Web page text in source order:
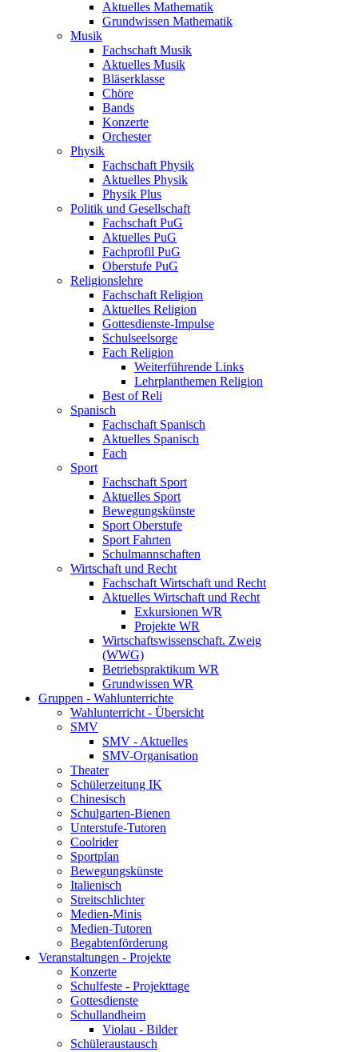
Aktuelles Mathematik
Grundwissen Mathematik
Musik
Fachschaft Musik
Aktuelles Musik
Bläserklasse
Chöre
Bands
Konzerte
Orchester
Physik
Fachschaft Physik
Aktuelles Physik
Physik Plus
Politik und Gesellschaft
Fachschaft PuG
Aktuelles PuG
Fachprofil PuG
Oberstufe PuG
Religionslehre
Fachschaft Religion
Aktuelles Religion
Gottesdienste-Impulse
Schulseelsorge
Fach Religion
Weiterführende Links
Lehrplanthemen Religion
Best of Reli
Spanisch
Fachschaft Spanisch
Aktuelles Spanisch
Fach
Sport
Fachschaft Sport
Aktuelles Sport
Bewegungskünste
Sport Oberstufe
Sport Fahrten
Schulmannschaften
Wirtschaft und Recht
Fachschaft Wirtschaft und Recht
Aktuelles Wirtschaft und Recht
Exkursionen WR
Projekte WR
Wirtschaftswissenschaft. Zweig
(WWG)
Betriebspraktikum WR
Grundwissen WR
Gruppen - Wahlunterrichte
Wahlunterricht - Übersicht
SMV
SMV - Aktuelles
SMV-Organisation
Theater
Schülerzeitung IK
Chinesisch
Schulgarten-Bienen
Unterstufe-Tutoren
Coolrider
Sportplan
Bewegungskünste
Italienisch
Streitschlichter
Medien-Minis
Medien-Tutoren
Begabtenförderung
Veranstaltungen - Projekte
Konzerte
Schulfeste - Projekttage
Gottesdienste
Schullandheim
Violau - Bilder
Schüleraustausch